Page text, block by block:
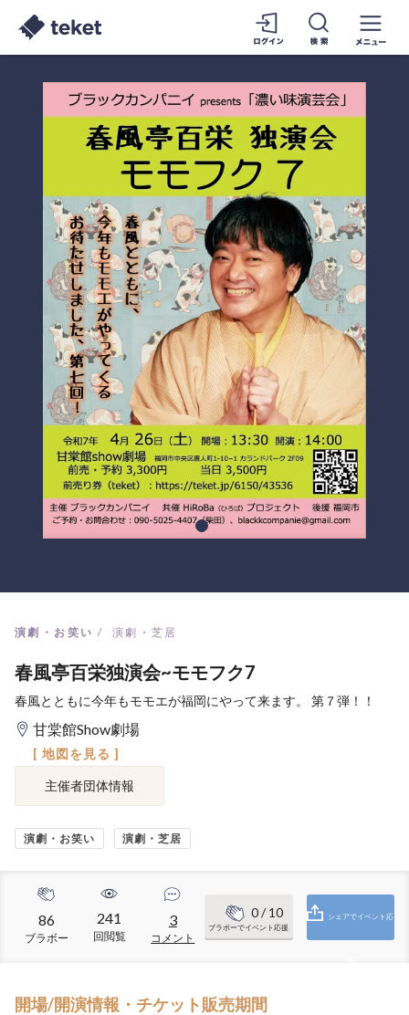
演劇・お笑い 演劇・芝居
春風亭百栄独演会~モモフク7
春風とともに今年もモモエが福岡にやって来ます。 第７弾！！
甘棠館Show劇場
[ 地図を見る ]
主催者団体情報
演劇・お笑い 演劇・芝居
86
ブラボー
241
回閲覧
3
コメント
0/ 10
ブラボーでイベント応援
シェアでイベント応
開場/開演情報・チケット販売期間